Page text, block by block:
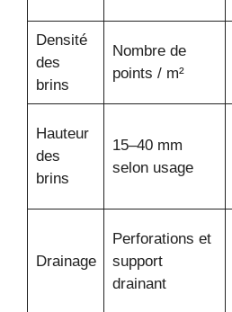
Densité
des
brins
Nombre de
points / m²
Hauteur
des
brins
15–40 mm
selon usage
Drainage
Perforations et
support
drainant